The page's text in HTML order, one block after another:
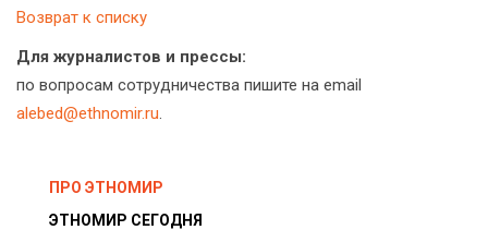
Возврат к списку
Для журналистов и прессы:
по вопросам сотрудничества пишите на email
alebed@ethnomir.ru.
ПРО ЭТНОМИР
ЭТНОМИР СЕГОДНЯ